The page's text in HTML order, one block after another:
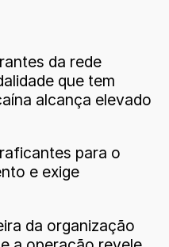
da rede
que tem
alcança elevado
para o
e exige
da organização